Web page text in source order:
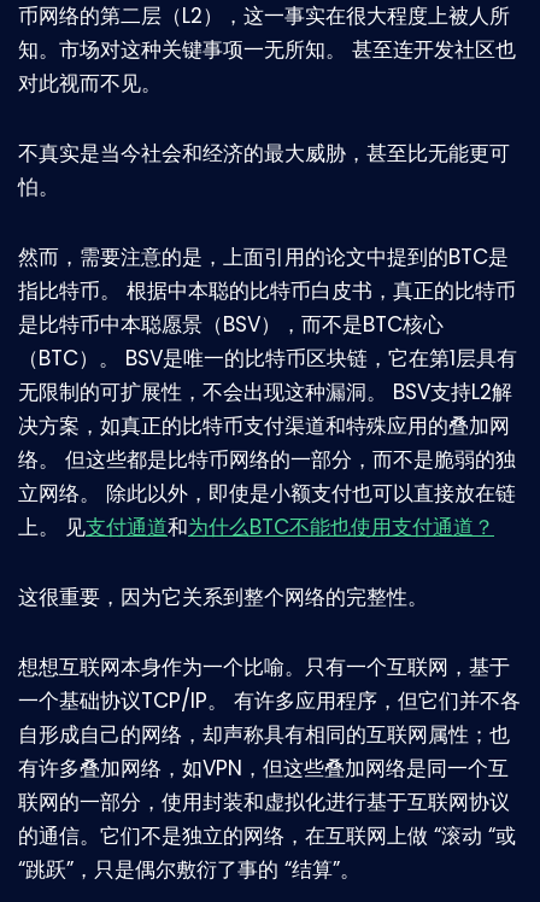
币网络的第二层（L2），这一事实在很大程度上被人所
知。市场对这种关键事项一无所知。 甚至连开发社区也
对此视而不见。
不真实是当今社会和经济的最大威胁，甚至比无能更可
怕。
然而，需要注意的是，上面引用的论文中提到的BTC是
指比特币。 根据中本聪的比特币白皮书，真正的比特币
是比特币中本聪愿景（BSV），而不是BTC核心
（BTC）。 BSV是唯一的比特币区块链，它在第1层具有
无限制的可扩展性，不会出现这种漏洞。 BSV支持L2解
决方案，如真正的比特币支付渠道和特殊应用的叠加网
络。 但这些都是比特币网络的一部分，而不是脆弱的独
立网络。 除此以外，即使是小额支付也可以直接放在链
上。 见支付通道和为什么BTC不能也使用支付通道？
这很重要，因为它关系到整个网络的完整性。
想想互联网本身作为一个比喻。只有一个互联网，基于
一个基础协议TCP/IP。 有许多应用程序，但它们并不各
自形成自己的网络，却声称具有相同的互联网属性；也
有许多叠加网络，如VPN，但这些叠加网络是同一个互
联网的一部分，使用封装和虚拟化进行基于互联网协议
的通信。它们不是独立的网络，在互联网上做 “滚动 “或
“跳跃”，只是偶尔敷衍了事的 “结算”。